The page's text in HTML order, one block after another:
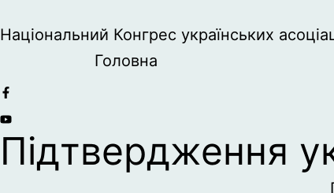
Національний Конгрес українських
Головна
Підтвердження